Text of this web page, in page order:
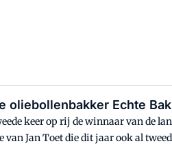
oliebollenbakker Echte
keer op rij de winnaar van de
van Jan Toet die dit jaar ook al